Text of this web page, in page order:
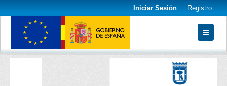
Iniciar Sesión Registro
Conjuntos de datos